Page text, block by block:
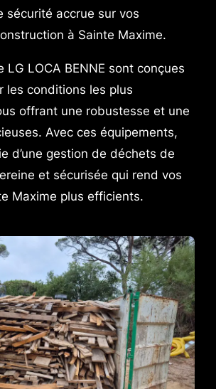
sécurité accrue sur vos
à Sainte Maxime.
LG LOCA BENNE sont conçues
les conditions les plus
offrant une robustesse et une
Avec ces équipements,
d’une gestion de déchets de
et sécurisée qui rend vos
Maxime plus efficients.